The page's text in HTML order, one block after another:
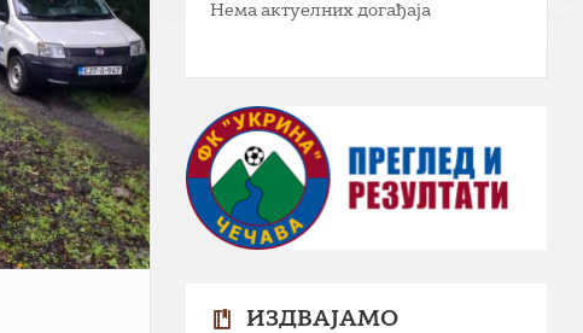
Нема актуелних догађаја
ИЗДВАЈАМО